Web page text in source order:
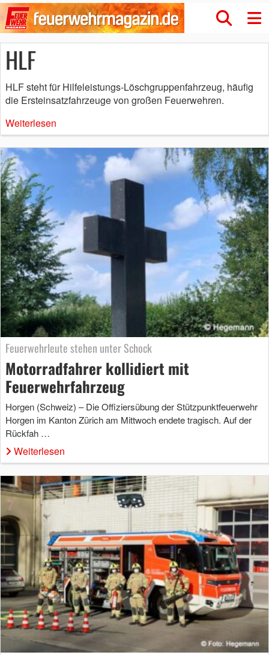
HLF
HLF steht für Hilfeleistungs-Löschgruppenfahrzeug, häufig
die Ersteinsatzfahrzeuge von großen Feuerwehren.
Weiterlesen
Feuerwehrleute stehen unter Schock
Motorradfahrer kollidiert mit
Feuerwehrfahrzeug
Horgen (Schweiz) – Die Offiziersübung der Stützpunktfeuerwehr
Horgen im Kanton Zürich am Mittwoch endete tragisch. Auf der
Rückfah …
Weiterlesen